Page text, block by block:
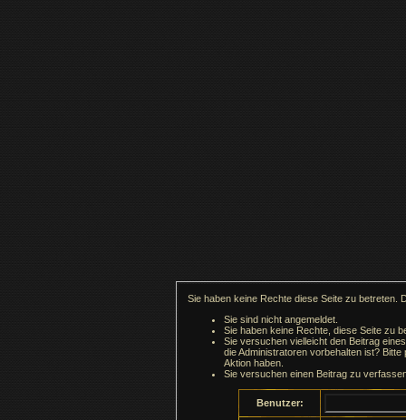
Sie haben keine Rechte diese Seite zu betreten.
Sie sind nicht angemeldet.
Sie haben keine Rechte, diese Seite zu
Sie versuchen vielleicht den Beitrag
die Administratoren vorbehalten ist?
Aktion haben.
Sie versuchen einen Beitrag zu
Benutzer: